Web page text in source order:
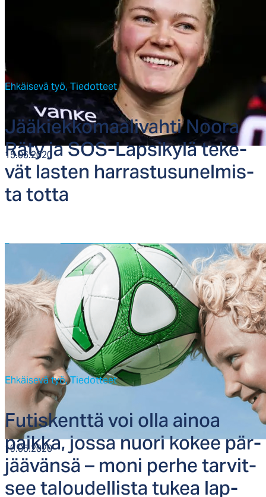
15.06.2020
Ehkäisevä työ, Tiedotteet
Jää­kiek­ko­maa­li­vah­ti Noo­ra
Rä­ty ja SOS-Lap­si­ky­lä te­ke­
vät las­ten har­ras­tu­su­nel­mis­
ta tot­ta
19.05.2020
Ehkäisevä työ,Tiedotteet
Fu­tis­kent­tä voi ol­la ai­noa
paik­ka, jos­sa nuo­ri ko­kee pär­
jää­vän­sä – mo­ni per­he tar­vit­